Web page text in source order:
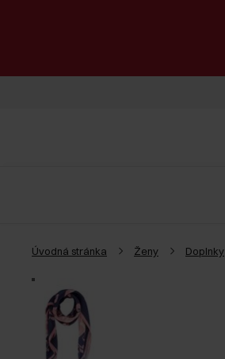
Úvodná stránka Ženy Doplnky